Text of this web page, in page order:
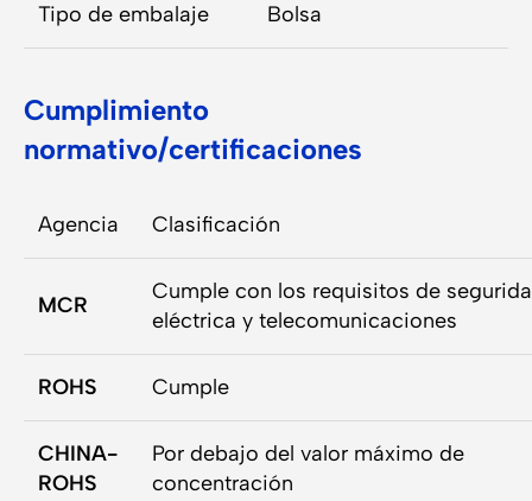
Tipo de embalaje Bolsa
Cumplimiento
normativo/certificaciones
Agencia Clasificación
MCR
Cumple con los requisitos de
eléctrica y telecomunicaciones
ROHS Cumple
CHINA-
ROHS
Por debajo del valor máximo de
concentración